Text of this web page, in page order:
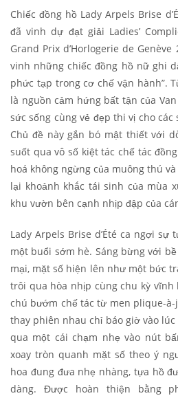
Chiếc đồng hồ Lady Arpels Brise
đã vinh dự đạt giải Ladies’
Grand Prix d’Horlogerie de
vinh những chiếc đồng hồ nữ ghi
phức tạp trong cơ chế vận hành”.
là nguồn cảm hứng bất tận của
sức sống cùng vẻ đẹp thi vị cho
Chủ đề này gắn bó mật thiết với
suốt qua vô số kiệt tác chế tác
hoá không ngừng của muông thú
lại khoảnh khắc tái sinh của mùa
khu vườn bên cạnh nhịp đập của
Lady Arpels Brise d’Été ca ngợi
một buổi sớm hè. Sáng bừng với
mại, mặt số hiện lên như một bức
trôi qua hòa nhịp cùng chu kỳ vĩnh
chú bướm chế tác từ men plique-
thay phiên nhau chỉ báo giờ vào
qua một cái chạm nhẹ vào nút
xoay tròn quanh mặt số theo ý
hoa đung đưa nhẹ nhàng, tựa hồ
dàng. Được hoàn thiện bằng